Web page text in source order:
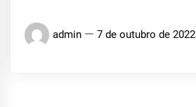
admin 7 de outubro de 2022